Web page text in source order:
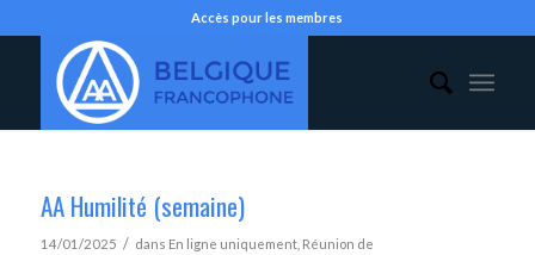
Accès pour les membres
AA Humilité (semaine)
14/01/2025 / dans En ligne uniquement, Réunion de